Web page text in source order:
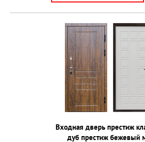
Входная дверь престиж
дуб престиж бежевый